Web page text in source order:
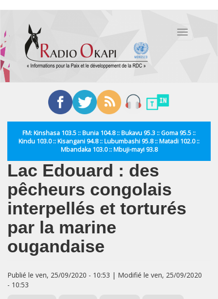
contenu
principal
Toggle
FM: Kinshasa 103.5 :: Bunia 104.8 :: Bukavu 95.3 :: Goma 95.5 ::
Kindu 103.0 :: Kisangani 94.8 :: Lubumbashi 95.8 :: Matadi 102.0 ::
Mbandaka 103.0 :: Mbuji-mayi 93.8
Lac Edouard : des
pêcheurs congolais
interpellés et torturés
par la marine
ougandaise
Publié le ven, 25/09/2020 - 10:53 | Modifié le ven, 25/09/2020
- 10:53